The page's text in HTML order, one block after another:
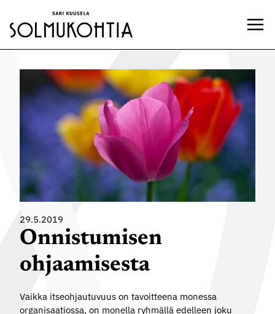
sisältöön
29.5.2019
Onnistumisen
ohjaamisesta
Vaikka itseohjautuvuus on tavoitteena monessa
organisaatiossa, on monella ryhmällä edelleen joku